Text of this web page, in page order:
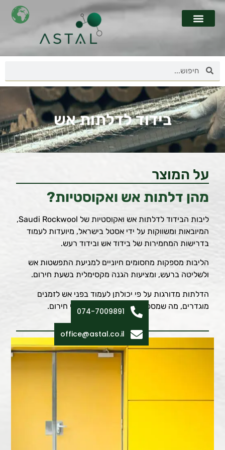
בידוד לדלתות אש
על המוצר
מהן דלתות אש ואקוסטיות?
ליבות הבידוד לדלתות אש ואקוסטיות של Saudi Rockwool,
המיובאות ומשווקות על ידי אסטל בישראל, מיועדות לעמוד
בדרישות המחמירות של בידוד אש ובידוד רעש.
הליבות מספקות מחסומים חיוניים למניעת התפשטות אש
ולשליטה ברעש, ומציעות הגנה מקסימלית בשעת חירום.
הדלתות מדורגות על פי יכולתן לעמוד בפני אש לזמנים
מוגדרים, מה שמספק זמן יציאה חיוני במצבי חירום.
074-7009891
office@astal.co.il